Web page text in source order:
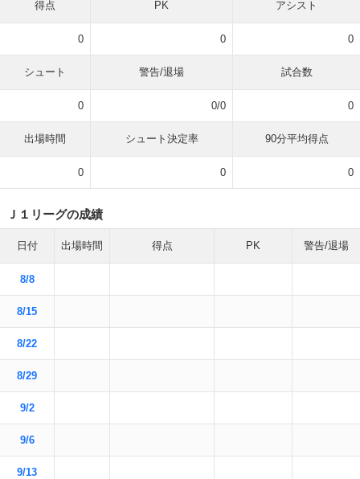
得点 PK アシスト
0 0 0
シュート 警告/退場 試合数
0 0/0 0
出場時間 シュート決定率 90分平均得点
0 0 0
Ｊ１リーグの成績
日付 出場時間 得点 PK 警告/退場
8/8
8/15
8/22
8/29
9/2
9/6
9/13